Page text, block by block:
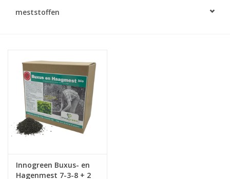
Vallen
Drukspuiten
Onkruid & Reiniging
Zaden
meststoffen
Innogreen Buxus- en
Hagenmest 7-3-8 + 2